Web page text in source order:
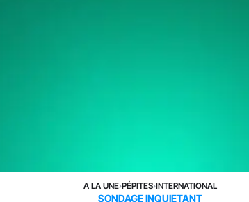
A LA UNE›PÉPITES›INTERNATIONAL
SONDAGE INQUIETANT